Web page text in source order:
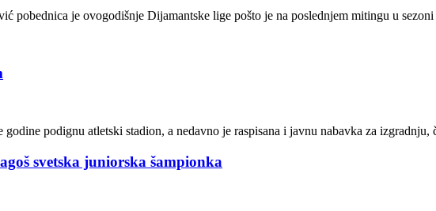
pobednica je ovogodišnje Dijamantske lige pošto je na poslednjem mitingu u
godine podignu atletski stadion, a nedavno je raspisana i javnu nabavka za izgradnju,
svetska juniorska šampionka